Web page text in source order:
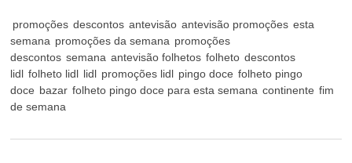
promoções descontos antevisão antevisão promoções esta
semana promoções da semana promoções
descontos semana antevisão folhetos folheto descontos
lidl folheto lidl lidl promoções lidl pingo doce folheto pingo
doce bazar folheto pingo doce para esta semana continente fim
de semana